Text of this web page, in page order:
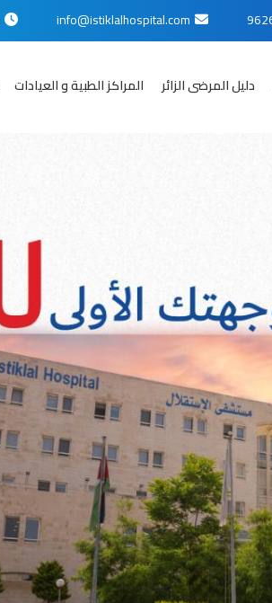
info@istiklalhospital.com
دليل المرضى الزائر المراكز الطبية و العيادات